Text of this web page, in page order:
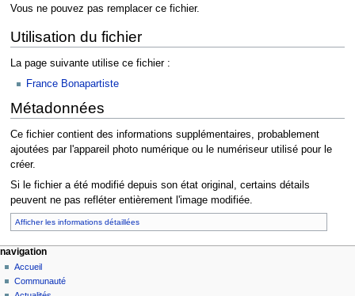
Vous ne pouvez pas remplacer ce fichier.
Utilisation du fichier
La page suivante utilise ce fichier :
France Bonapartiste
Métadonnées
Ce fichier contient des informations supplémentaires, probablement
ajoutées par l'appareil photo numérique ou le numériseur utilisé pour le
créer.
Si le fichier a été modifié depuis son état original, certains détails
peuvent ne pas refléter entièrement l'image modifiée.
Afficher les informations détaillées
navigation
Accueil
Communauté